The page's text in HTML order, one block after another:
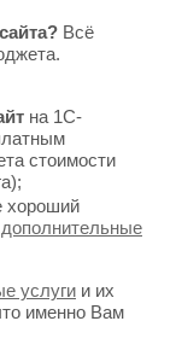
Всё
на 1С-
стоимости
хороший
дополнительные
услуги и их
именно Вам